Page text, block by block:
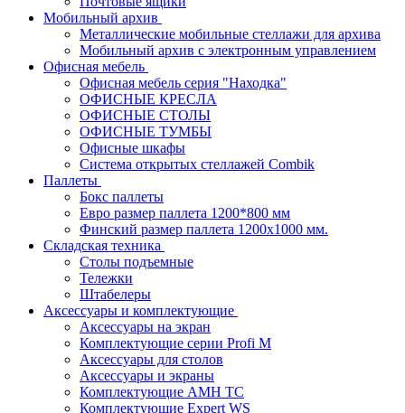
Мобильный архив
Металлические мобильные стеллажи для архива
Мобильный архив с электронным управлением
Офисная мебель
Офисная мебель серия "Находка"
ОФИСНЫЕ КРЕСЛА
ОФИСНЫЕ СТОЛЫ
ОФИСНЫЕ ТУМБЫ
Офисные шкафы
Система открытых стеллажей Combik
Паллеты
Бокс паллеты
Евро размер паллета 1200*800 мм
Финский размер паллета 1200х1000 мм.
Складская техника
Столы подъемные
Тележки
Штабелеры
Аксессуары и комплектующие
Аксессуары на экран
Комплектующие серии Profi M
Аксессуары для столов
Аксессуары и экраны
Комплектующие AMH TC
Комплектующие Expert WS